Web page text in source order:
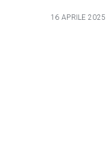
16 APRILE 2025